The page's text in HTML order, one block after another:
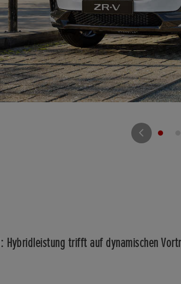
Hybridleistung trifft auf dynamischen